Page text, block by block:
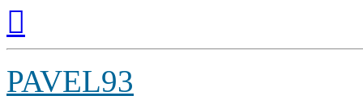
началу
PAVEL93